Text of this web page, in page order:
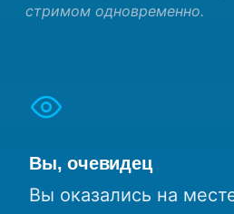
стримом одновременно.
Вы, очевидец
Вы оказались на